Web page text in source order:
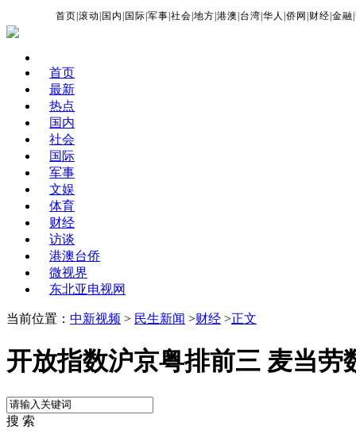
首页 |滚动 国内 国际 |军事 |社会 |地方 |港澳 台湾 |华人 |侨网 财经 |金融 |
首页
最新
热点
国内
社会
国际
军事
文娱
体育
财经
访谈
港澳台侨
微视界
东北亚电视网
当前位置： 中新视频 > 民生新闻 >财经 >正文
开放指数沪京粤排前三 麦当劳
搜 索